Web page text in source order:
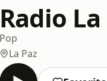
Radio
Pop
La Paz